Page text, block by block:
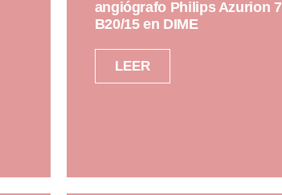
angiógrafo Philips Azurion 7
B20/15 en DIME
LEER